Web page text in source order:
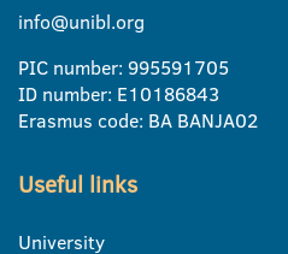
info@unibl.org
PIC number: 995591705
ID number: E10186843
Erasmus code: BA BANJA02
Useful links
University